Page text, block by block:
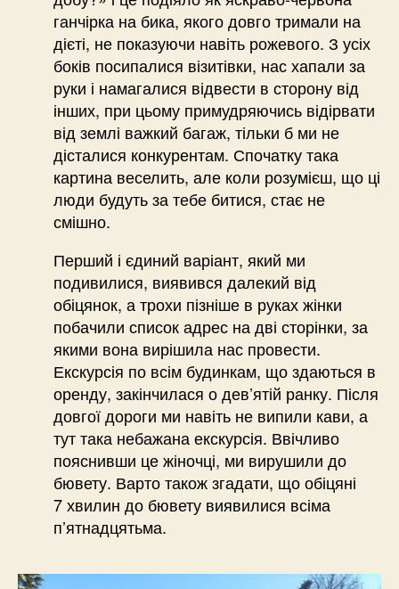
ганчірка на бика, якого довго тримали на
дієті, не показуючи навіть рожевого. З усіх
боків посипалися візитівки, нас хапали за
руки і намагалися відвести в сторону від
інших, при цьому примудряючись відірвати
від землі важкий багаж, тільки б ми не
дісталися конкурентам. Спочатку така
картина веселить, але коли розумієш, що ці
люди будуть за тебе битися, стає не
смішно.
Перший і єдиний варіант, який ми
подивилися, виявився далекий від
обіцянок, а трохи пізніше в руках жінки
побачили список адрес на дві сторінки, за
якими вона вирішила нас провести.
Екскурсія по всім будинкам, що здаються в
оренду, закінчилася о дев’ятій ранку. Після
довгої дороги ми навіть не випили кави, а
тут така небажана екскурсія. Ввічливо
пояснивши це жіночці, ми вирушили до
бювету. Варто також згадати, що обіцяні
7 хвилин до бювету виявилися всіма
п’ятнадцятьма.